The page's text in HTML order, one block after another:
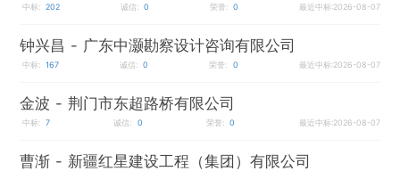
中标: 202 诚信: 0 荣誉: 0 最近中标:2026-08-07
钟兴昌 - 广东中灏勘察设计咨询有限公司
中标: 167 诚信: 0 荣誉: 0 最近中标:2026-08-07
金波 - 荆门市东超路桥有限公司
中标: 7 诚信: 0 荣誉: 0 最近中标:2026-08-07
曹渐 - 新疆红星建设工程（集团）有限公司